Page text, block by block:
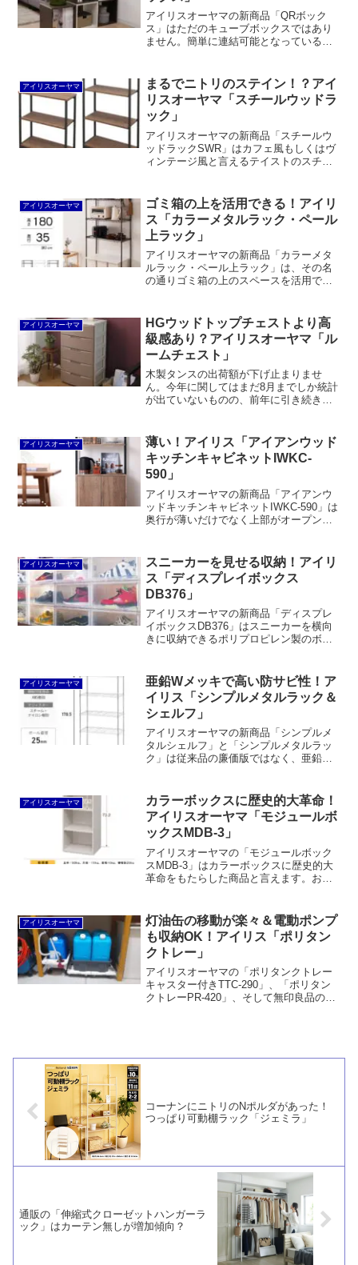
アイリスオーヤマの新商品「QRボック
ス」はただのキューブボックスではあり
ません。簡単に連結可能となっているだ
落下防止のガードが付いているなど、機
能面でも良くできています。
アイリスオーヤマ
まるでニトリのステイン！？アイ
リスオーヤマ「スチールウッドラ
ック」
アイリスオーヤマの新商品「スチールウ
ッドラックSWR」はカフェ風もしくはヴ
ィンテージ風と言えるテイストのスチー
インナップは少なく、見た目重視であま
り機能的とも言えません。
アイリスオーヤマ
ゴミ箱の上を活用できる！アイリ
ス「カラーメタルラック・ペール
上ラック」
アイリスオーヤマの新商品「カラーメタ
ルラック・ペール上ラック」は、その名
の通りゴミ箱の上のスペースを活用でき
径19mmのラックで、自分で組み合わせ
を考えなくても良く、幅2サイズ、高さ2
サイズ用意されているのが魅力と言えま
す。
アイリスオーヤマ
HGウッドトップチェストより高
級感あり？アイリスオーヤマ「ル
ームチェスト」
木製タンスの出荷額が下げ止まりませ
ん。今年に関してはまだ8月までしか統計
が出ていないものの、前年に引き続き前
るとうれしくなる一方、多くの家庭では
必要とされなくなって...
アイリスオーヤマ
薄い！アイリス「アイアンウッド
キッチンキャビネットIWKC-
590」
アイリスオーヤマの新商品「アイアンウ
ッドキッチンキャビネットIWKC-590」は
奥行が薄いだけでなく上部がオープンシ
アイリスオーヤマ
スニーカーを見せる収納！アイリ
ス「ディスプレイボックス
DB376」
アイリスオーヤマの新商品「ディスプレ
イボックスDB376」はスニーカーを横向
きに収納できるポリプロピレン製のボッ
ットのバッシュも収納できるサイズがナ
イス。ほかの趣味のコレクションケース
としても良いでしょう。
アイリスオーヤマ
亜鉛Wメッキで高い防サビ性！ア
イリス「シンプルメタルラック＆
シェルフ」
アイリスオーヤマの新商品「シンプルメ
タルシェルフ」と「シンプルメタルラッ
ク」は従来品の廉価版ではなく、亜鉛メ
するものの、ガレージや物置、水回りで
の使用も可能となっています。ただし、
従来品よりも青みが強くて安っぽいかも
しれません。
アイリスオーヤマ
カラーボックスに歴史的大革命！
アイリスオーヤマ「モジュールボ
ックスMDB-3」
アイリスオーヤマの「モジュールボック
スMDB-3」はカラーボックスに歴史的大
革命をもたらした商品と言えます。およ
に最適なサイズを実現しています。
アイリスオーヤマ
灯油缶の移動が楽々＆電動ポンプ
も収納OK！アイリス「ポリタン
クトレー」
アイリスオーヤマの「ポリタンクトレー
キャスター付きTTC-290」、「ポリタン
クトレーPR-420」、そして無印良品の
コーナンにニトリのNポルダがあった！
つっぱり可動棚ラック「ジェミラ」
通販の「伸縮式クローゼットハンガーラ
ック」はカーテン無しが増加傾向？